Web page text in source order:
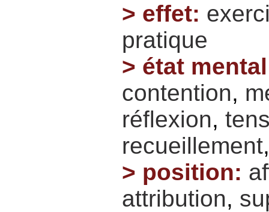
> effet:
pratique
> état mental
contention,
réflexion,
recueillement
> position:
attribution,